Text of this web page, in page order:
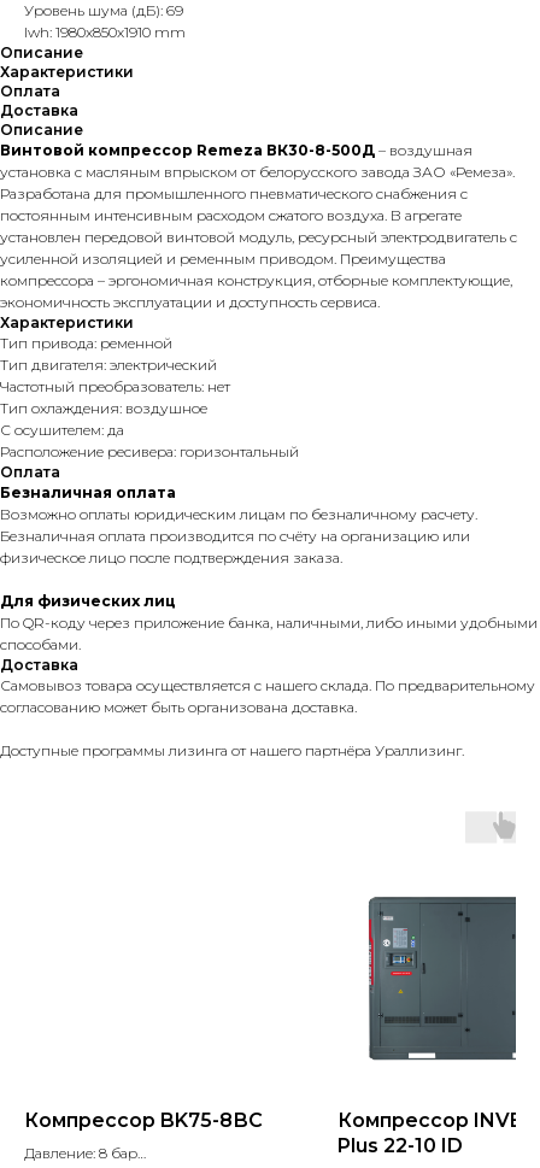
Уровень шума (дБ): 69
lwh: 1980x850x1910 mm
Описание
Характеристики
Оплата
Доставка
Описание
Винтовой компрессор Remeza ВК30-8-500Д – воздушная
установка с масляным впрыском от белорусского завода ЗАО «Ремеза».
Разработана для промышленного пневматического снабжения с
постоянным интенсивным расходом сжатого воздуха. В агрегате
установлен передовой винтовой модуль, ресурсный электродвигатель с
усиленной изоляцией и ременным приводом. Преимущества
компрессора – эргономичная конструкция, отборные комплектующие,
экономичность эксплуатации и доступность сервиса.
Характеристики
Тип привода: ременной
Тип двигателя: электрический
Частотный преобразователь: нет
Тип охлаждения: воздушное
С осушителем: да
Расположение ресивера: горизонтальный
Оплата
Безналичная оплата
Возможно оплаты юридическим лицам по безналичному расчету.
Безналичная оплата производится по счёту на организацию или
физическое лицо после подтверждения заказа.
Для физических лиц
По QR-коду через приложение банка, наличными, либо иными удобными
способами.
Доставка
Самовывоз товара осуществляется с нашего склада. По предварительному
согласованию может быть организована доставка.
Доступные программы лизинга от нашего партнёра Ураллизинг.
Компрессор BK75-8ВС
Давление: 8 бар
Компрессор
Plus 22-10 ID